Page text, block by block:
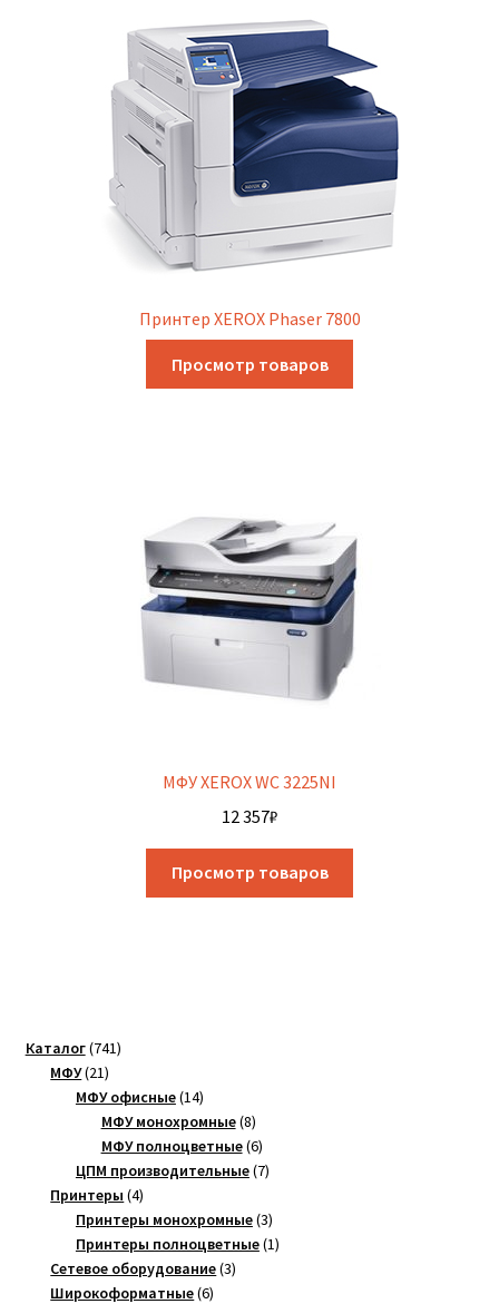
Принтер XEROX Phaser 7800
Просмотр товаров
МФУ XEROX WC 3225NI
12 357₽
Просмотр товаров
Каталог 741741
МФУ 2121
товар
МФУ офисные 1414
товаров
МФУ монохромные 88
товаров
МФУ полноцветные 66
товаров
ЦПМ производительные 77
Принтеры 44
товара
Принтеры монохромные 33
товара
Принтеры полноцветные 11
Сетевое оборудование 33
Широкоформатные 66